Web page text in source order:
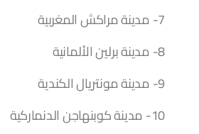
7- مدينة مراكش المغربية
8- مدينة برلين الألمانية
9- مدينة مونتريال الكندية
10- مدينة كوبنهاجن الدنماركية